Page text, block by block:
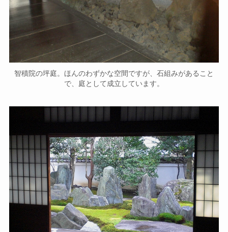
智積院の坪庭。ほんのわずかな空間ですが、石組みがあること
で、庭として成立しています。